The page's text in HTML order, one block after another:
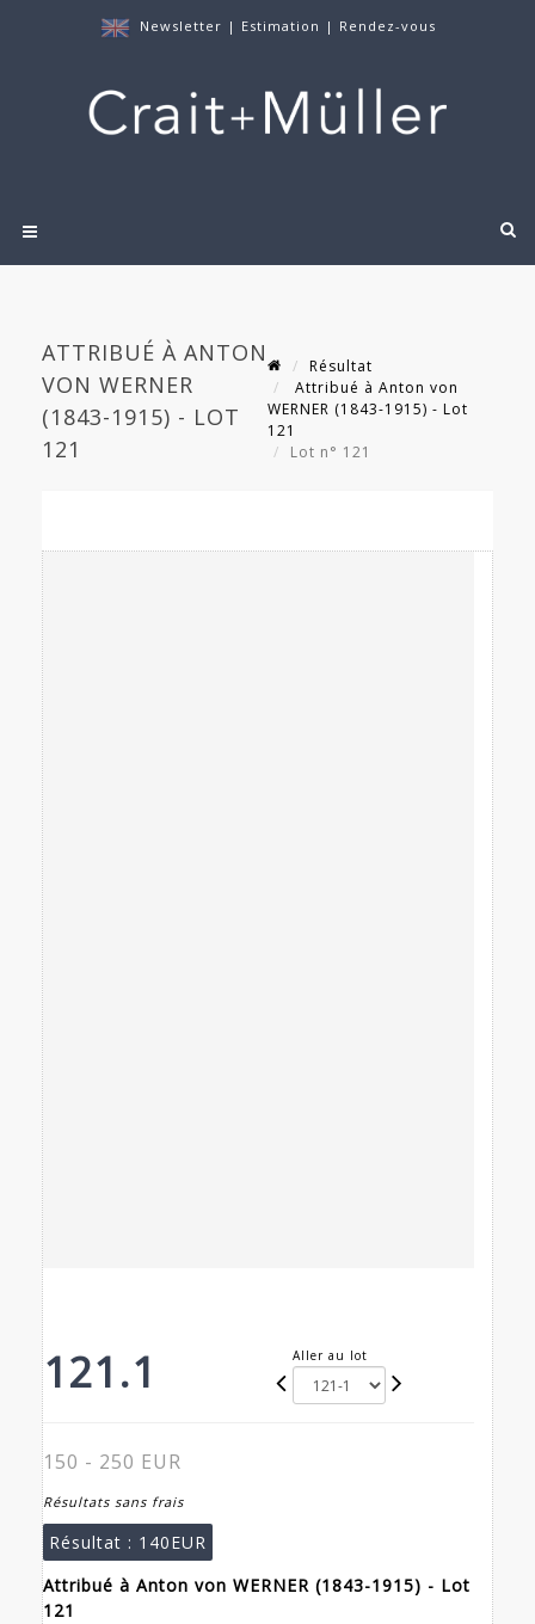
Newsletter | Estimation | Rendez-vous
ATTRIBUÉ À ANTON
VON WERNER
(1843-1915) - LOT
121
Résultat
Attribué à Anton von
WERNER (1843-1915) - Lot
121
Lot n° 121
121.1 Aller au lot
150 - 250 EUR
Résultats sans frais
Résultat : 140EUR
Attribué à Anton von WERNER (1843-1915) - Lot
121